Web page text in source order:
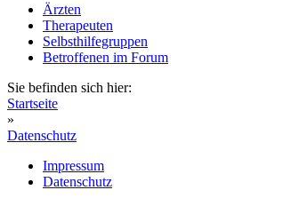
Ärzten
Therapeuten
Selbsthilfegruppen
Betroffenen im Forum
Sie befinden sich hier:
Startseite
»
Datenschutz
Impressum
Datenschutz